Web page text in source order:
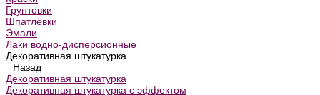
Грунтовки
Шпатлёвки
Эмали
Лаки водно-дисперсионные
Декоративная штукатурка
Назад
Декоративная штукатурка
Декоративная штукатурка с эффектом